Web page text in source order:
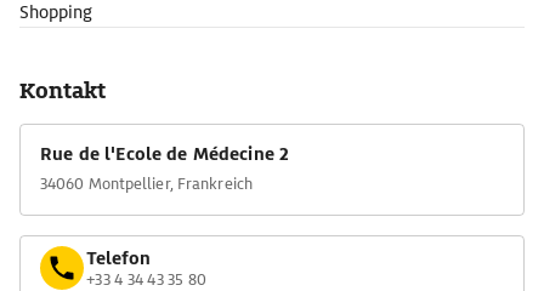
Shopping
Kontakt
Rue de l'Ecole de Médecine 2
34060 Montpellier, Frankreich
Telefon
+33 4 34 43 35 80